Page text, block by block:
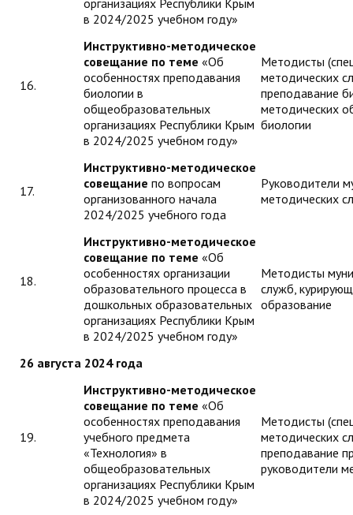
в 2024/2025 учебном году»
16.
Инструктивно-методическое
совещание по теме «Об
особенностях преподавания
биологии в
общеобразовательных
организациях Республики Крым
в 2024/2025 учебном году»
Методисты
методических
преподавание
методических
биологии
17.
Инструктивно-методическое
совещание по вопросам
организованного начала
2024/2025 учебного года
Руководители
методических
18.
Инструктивно-методическое
совещание по теме «Об
особенностях организации
образовательного процесса в
дошкольных образовательных
организациях Республики Крым
в 2024/2025 учебном году»
Методисты
служб,
образование
26 августа 2024 года
19.
Инструктивно-методическое
совещание по теме «Об
особенностях преподавания
учебного предмета
«Технология» в
общеобразовательных
организациях Республики Крым
в 2024/2025 учебном году»
Методисты
методических
преподавание
руководители